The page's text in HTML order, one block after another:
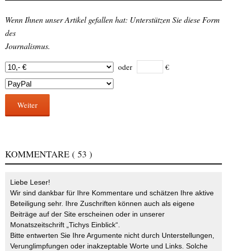
Wenn Ihnen unser Artikel gefallen hat: Unterstützen Sie diese Form
des
Journalismus.
oder €
Weiter
KOMMENTARE ( 53 )
Liebe Leser!
Wir sind dankbar für Ihre Kommentare und schätzen Ihre aktive
Beteiligung sehr. Ihre Zuschriften können auch als eigene
Beiträge auf der Site erscheinen oder in unserer
Monatszeitschrift „Tichys Einblick“.
Bitte entwerten Sie Ihre Argumente nicht durch Unterstellungen,
Verunglimpfungen oder inakzeptable Worte und Links. Solche